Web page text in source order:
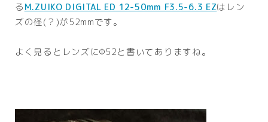
るM.ZUIKO DIGITAL ED 12-50mm F3.5-6.3 EZはレン
ズの径(？)が52mmです。
よく見るとレンズにΦ52と書いてありますね。